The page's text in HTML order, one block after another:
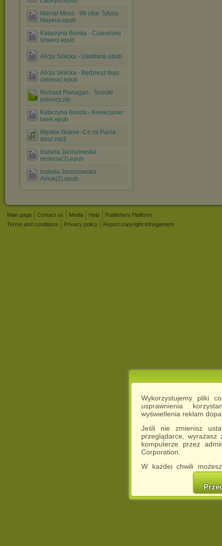
Wykorzystujemy pliki
usprawnienia
wyświetlenia reklam
Jeśli nie zmienisz
przeglądarce,
komputerze przez
Corporation.
W każdej chwili
cookies w swojej
w naszej
http://chomikuj.pl/
Marcel Moss - 99 ofiar Tytusa
Mayera.epub
Katarzyna Bonda - Czarodziej
śmierci.epub
Alicja Sinicka - Uwikłana.epub
Alicja Sinicka - Będziesz tego
żałować.epub
Richard Flanagan - Ścieżki
północy.zip
Katarzyna Bonda - Kolekcjoner
lalek.epub
Męskie Granie -Co mi Panie
dasz.mp3
Izabela Janiszewska -
Histeria(2).epub
Izabela Janiszewska -
Amok(2).epub
Main page Contact us Media Help
Publishers Platform
Terms and conditions
Privacy policy Report copyright infringement